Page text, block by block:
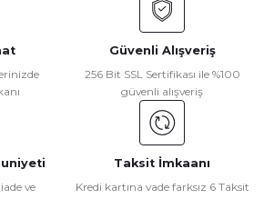
Güvenli Alışveriş
256 Bit SSL Sertifikası ile %100
güvenli alışveriş
ve
Taksit İmkaanı
Kredi kartına vade farksız 6 Taksit